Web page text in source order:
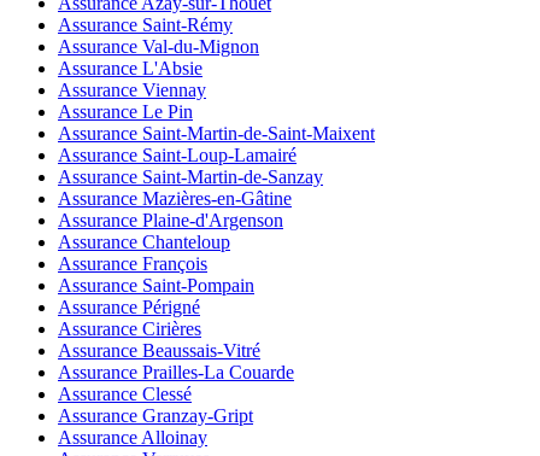
Assurance Saint-Rémy
Assurance Val-du-Mignon
Assurance L'Absie
Assurance Viennay
Assurance Le Pin
Assurance Saint-Martin-de-Saint-Maixent
Assurance Saint-Loup-Lamairé
Assurance Saint-Martin-de-Sanzay
Assurance Mazières-en-Gâtine
Assurance Plaine-d'Argenson
Assurance Chanteloup
Assurance François
Assurance Saint-Pompain
Assurance Périgné
Assurance Cirières
Assurance Beaussais-Vitré
Assurance Prailles-La Couarde
Assurance Clessé
Assurance Granzay-Gript
Assurance Alloinay